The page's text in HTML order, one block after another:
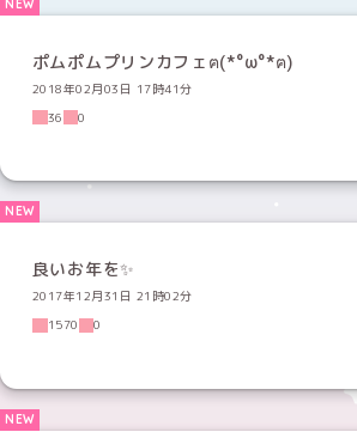
ポムポムプリンカフェฅ(*°ω°*ฅ)
2018年02月03日 17時41分
36
0
良いお年を✨
2017年12月31日 21時02分
1570
0